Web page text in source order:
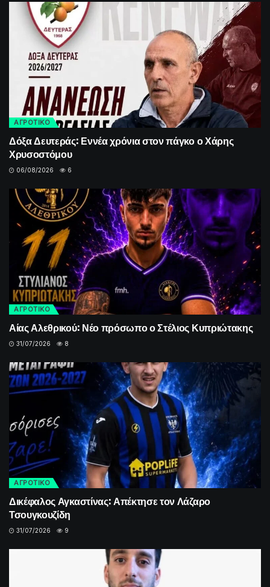
ΑΓΡΟΤΙΚΟ
Δόξα Δευτεράς: Εννέα χρόνια στον πάγκο ο Χάρης
Χρυσοστόμου
06/08/2026 6
ΑΓΡΟΤΙΚΟ
Αίας Αλεθρικού: Νέο πρόσωπο ο Στέλιος Κυπριώτακης
31/07/2026 8
ΑΓΡΟΤΙΚΟ
Δικέφαλος Αγκαστίνας: Απέκτησε τον Λάζαρο
Τσουγκουζίδη
31/07/2026 9